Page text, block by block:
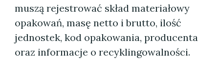
muszą rejestrować skład materiałowy
opakowań, masę netto i brutto, ilość
jednostek, kod opakowania, producenta
oraz informacje o recyklingowalności.